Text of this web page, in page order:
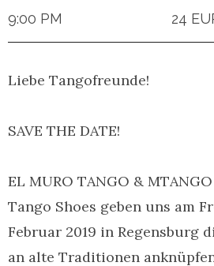
9:00 PM 24
Liebe Tangofreunde!
SAVE THE DATE!
EL MURO TANGO &
Tango Shoes geben uns am
Februar 2019 in Regensburg
an alte Traditionen